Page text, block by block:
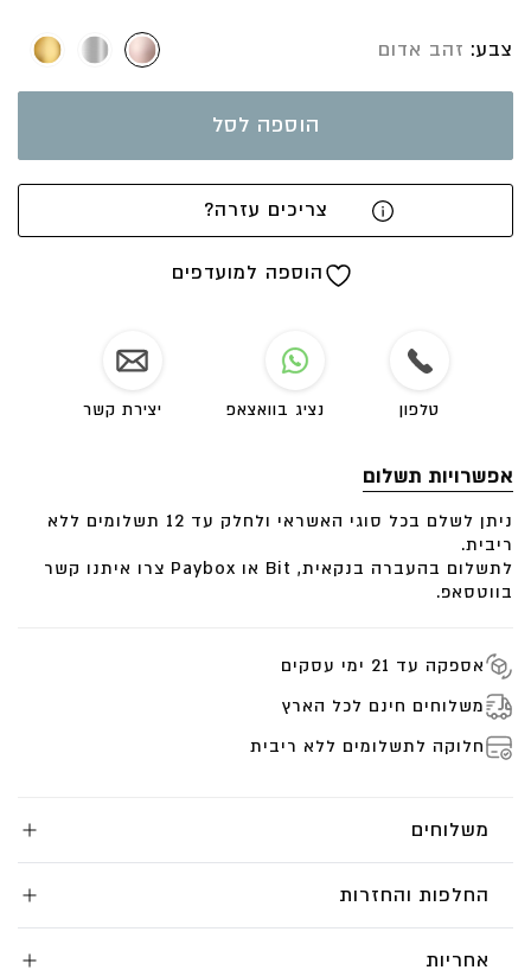
גימור מאט מוברש היסטרי (אפשר תמיד גם גימור מבריק)
רוחב: 10 מ”מ
צריכה מעל מידה 60?! מוזמנת ליצור קשר
ליאת גלעד-תכשיטים לרגעים המרגשים בחיים
עוצבה עם נוכחות של זהב, צבעוניות של עלי כותרת, אבני
הזהב מעובד בצורה מעט גולמית, בגימור מאט גס, הכל
כיאה למלכה – הקולקצייה
המלכה שבך.
בקיאה ביותר בחכמה, ומעוררת השתוממות גם משאר
הבחינות.
וכששמעה על מידותיו הטובות ועל תבונתו של שלמה,
הובילה אותה אליו התשוקה לראותו מתוך הסיפורים יום יום
קדמוניות היהודים, ספר שמיני, פרק 6‏
צריכים עזרה?
צבע זהב אדום
הוספה לסל
הוספה למועדפים
טלפון נציג בוואצאפ יצירת קשר
אפשרויות תשלום
ניתן לשלם בכל סוגי האשראי ולחלק עד 12 תשלומים ללא
ריבית.
לתשלום בהעברה בנקאית, Bit או Paybox צרו איתנו קשר
בווטסאפ.
אספקה עד 21 ימי עסקים
משלוחים חינם לכל הארץ
חלוקה לתשלומים ללא ריבית
משלוחים
החלפות והחזרות
אחריות